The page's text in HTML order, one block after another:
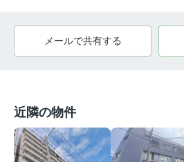
メールで共有する
近隣の物件